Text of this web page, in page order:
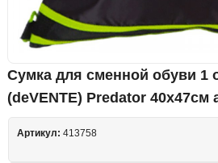
Сумка для сменной обуви 1
(deVENTE) Predator 40x47см
Артикул: 413758